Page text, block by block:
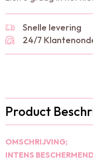
Snelle levering
24/7
Product
OMSCHRIJVING;
INTENS